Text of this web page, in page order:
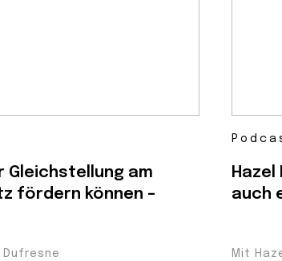
Gleichstellung am
fördern können –
Dufresne
auch
Mit